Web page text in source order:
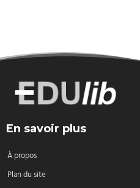
En savoir plus
À propos
Plan du site